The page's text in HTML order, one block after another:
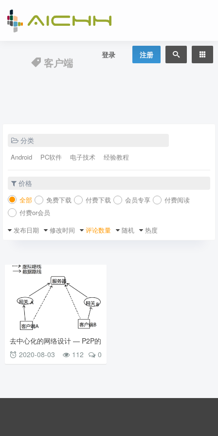
登录 注册
客户端
分类
Android PC软件 电子技术 经验教程
价格
全部 免费下载 付费下载 会员专享
付费阅读
付费or会员
发布日期
修改时间 评论数量 随机 热度
去中心化的网络设计 — P2P的
2020-08-03 0
112